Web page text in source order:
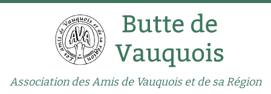
Association des Amis de Vauquois et de sa Région